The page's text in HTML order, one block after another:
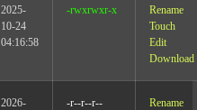
2025-
10-24
04:16:58
-rwxrwxr-x
Rename
Touch
Edit
Download
2026-
-r--r--r--
Rename